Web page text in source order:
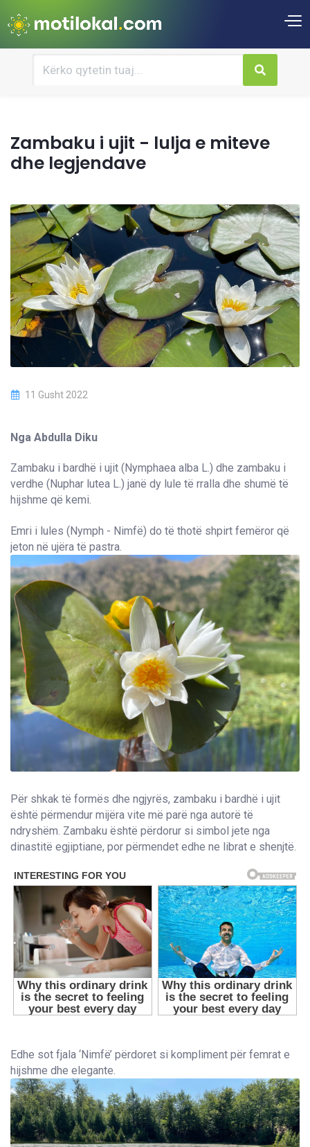
Zambaku i ujit - lulja e miteve
dhe legjendave
11 Gusht 2022
Nga Abdulla Diku
Zambaku i bardhë i ujit (Nymphaea alba L.) dhe zambaku i
verdhe (Nuphar lutea L.) janë dy lule të rralla dhe shumë të
hijshme që kemi.
Emri i lules (Nymph - Nimfë) do të thotë shpirt femëror që
jeton në ujëra të pastra.
Për shkak të formës dhe ngjyrës, zambaku i bardhë i ujit
është përmendur mijëra vite më parë nga autorë të
ndryshëm. Zambaku është përdorur si simbol jete nga
dinastitë egjiptiane, por përmendet edhe ne librat e shenjtë.
Edhe sot fjala ‘Nimfë’ përdoret si kompliment për femrat e
hijshme dhe elegante.